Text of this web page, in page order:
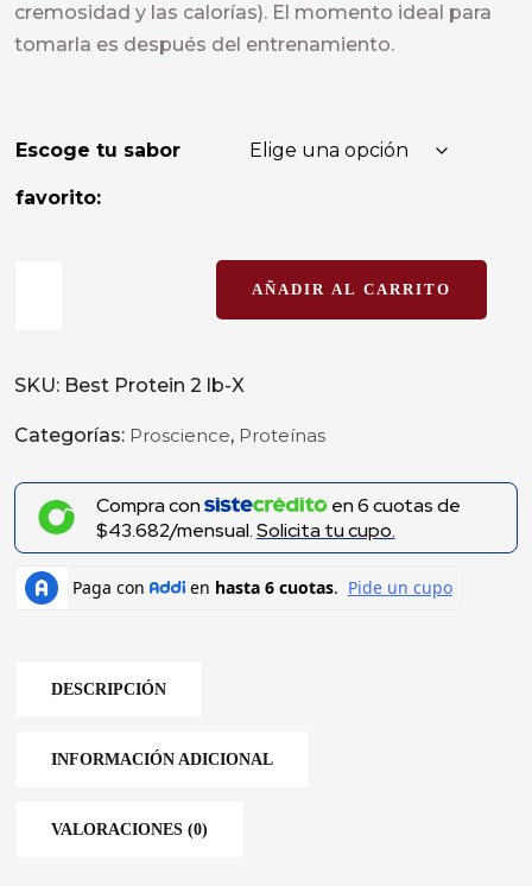
cremosidad y las calorías). El momento ideal para
tomarla es después del entrenamiento.
Escoge tu sabor
favorito:
AÑADIR AL CARRITO
SKU: Best Protein 2 lb-X
Categorías: Proscience, Proteínas
Compra con en6cuotas de
$43.682/mensual.Solicita tu cupo.
DESCRIPCIÓN
INFORMACIÓN ADICIONAL
VALORACIONES (0)